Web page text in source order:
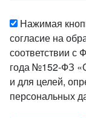
Нажимая
согласие на
соответствии с
года №152-ФЗ
и для целей,
персональных